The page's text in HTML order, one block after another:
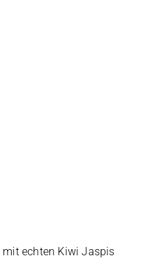
echten Kiwi Jaspis